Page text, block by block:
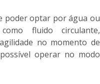
poder optar por água ou
fluido circulante,
no momento de
operar no modo